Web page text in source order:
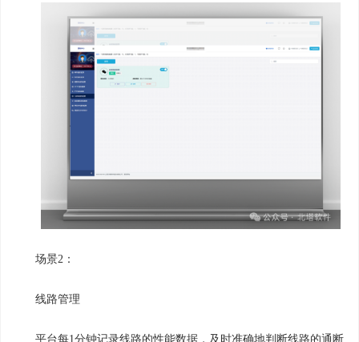
场景2：
线路管理
平台每1分钟记录线路的性能数据，及时准确地判断线路的通断